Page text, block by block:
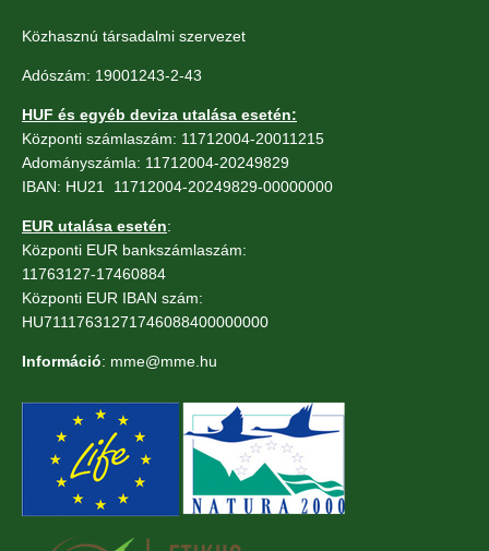
Közhasznú társadalmi szervezet
Adószám: 19001243-2-43
HUF és egyéb deviza utalása esetén:
Központi számlaszám: 11712004-20011215
Adományszámla: 11712004-20249829
IBAN: HU21 11712004-20249829-00000000
EUR utalása esetén:
Központi EUR bankszámlaszám:
11763127-17460884
Központi EUR IBAN szám:
HU71117631271746088400000000
Információ: mme@mme.hu